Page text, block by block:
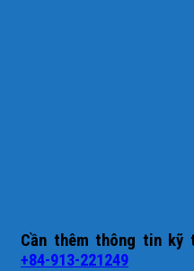
Cần thêm thông tin kỹ
+84-913-221249